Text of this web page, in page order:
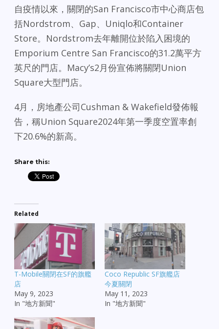
自疫情以來，關閉的San Francisco市中心商店包
括Nordstrom、Gap、Uniqlo和Container
Store。Nordstrom去年離開位於陷入困境的
Emporium Centre San Francisco的31.2萬平方
英尺的門店。Macy’s2月份宣佈將關閉Union
Square大型門店。
4月，房地產公司Cushman & Wakefield發佈報
告，稱Union Square2024年第一季度空置率創
下20.6%的新高。
Share this:
Related
T-Mobile關閉在SF的旗艦
店
May 9, 2023
In "地方新聞"
Coco Republic SF旗艦店
今夏關閉
May 11, 2023
In "地方新聞"